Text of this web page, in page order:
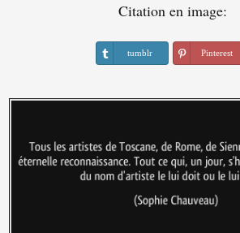
Citation en image:
tumblr Pinterest